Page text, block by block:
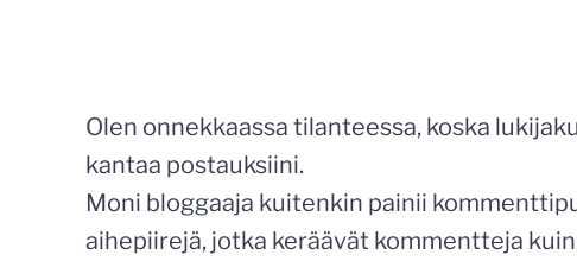
Olen onnekkaassa tilanteessa, koska
kantaa postauksiini.
Moni bloggaaja kuitenkin painii
aihepiirejä, jotka keräävät kommentteja